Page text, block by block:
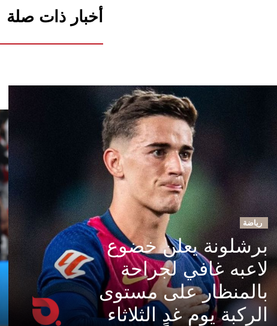
أخبار ذات صلة
رياضة
برشلونة يعلن خضوع
لاعبه غافي لجراحة
بالمنظار على مستوى
الركبة يوم غدٍ الثلاثاء